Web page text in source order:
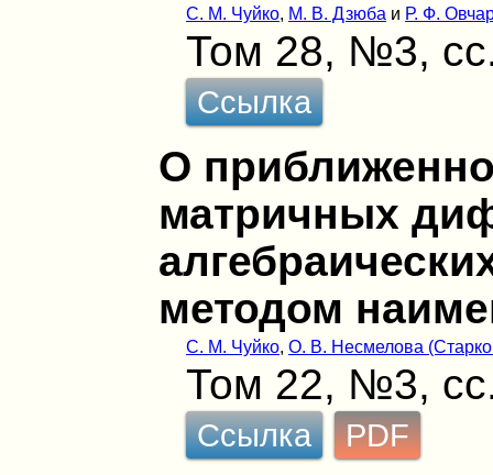
С. М. Чуйко, М. В. Дзюба и Р. Ф.
Том 28, №3,
Ссылка
О
матричных
методом
С. М. Чуйко,О. В. Несмелова
Том 22, №3,
Ссылка PDF